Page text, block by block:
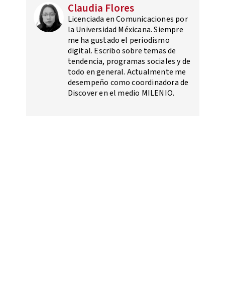
Claudia Flores
Licenciada en Comunicaciones por
la Universidad Méxicana. Siempre
me ha gustado el periodismo
digital. Escribo sobre temas de
tendencia, programas sociales y de
todo en general. Actualmente me
desempeño como coordinadora de
Discover en el medio MILENIO.